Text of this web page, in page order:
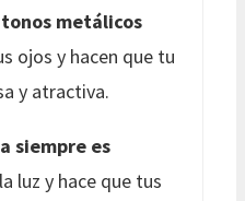
tonos metálicos
ojos y hacen que tu
y atractiva.
siempre es
luz y hace que tus